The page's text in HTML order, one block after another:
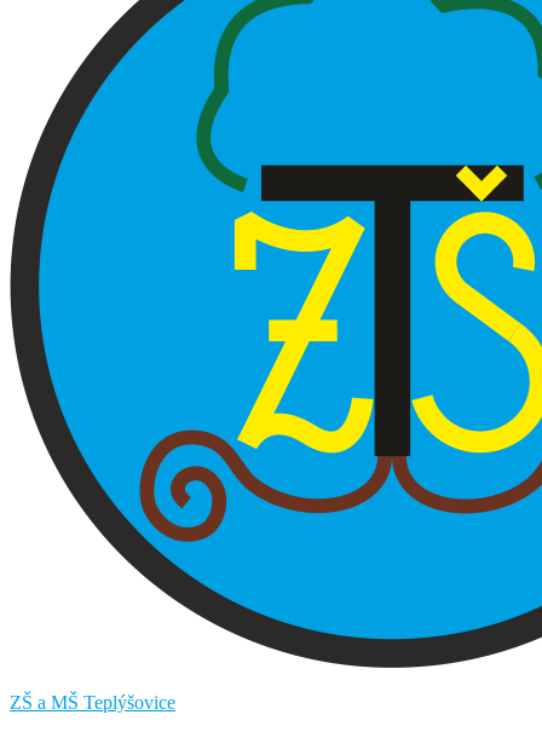
ZŠ a MŠ Teplýšovice